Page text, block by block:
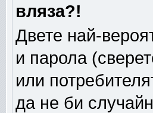
вляза?!
Двете най-
и парола
или
да не би